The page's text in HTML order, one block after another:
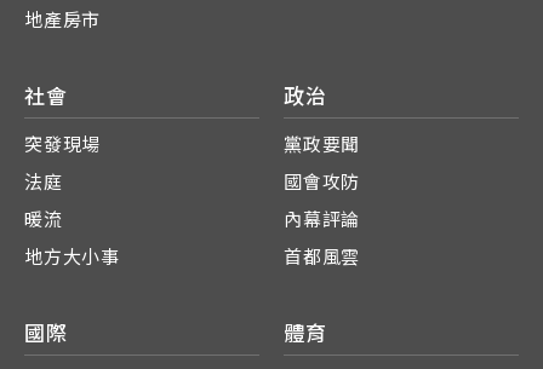
地產房市
社會
突發現場
法庭
暖流
地方大小事
政治
黨政要聞
國會攻防
內幕評論
首都風雲
國際 體育